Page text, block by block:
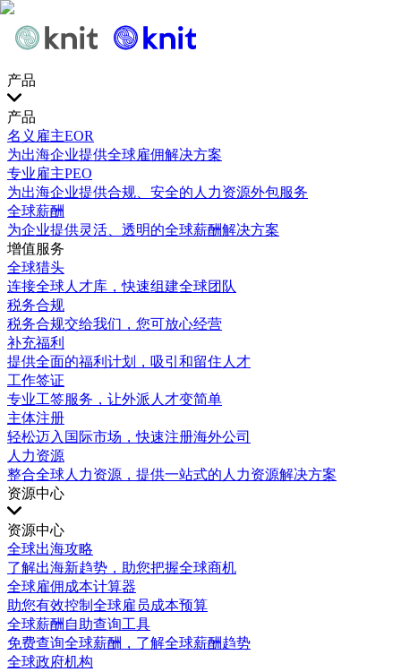
产品
产品
名义雇主EOR
为出海企业提供全球雇佣解决方案
专业雇主PEO
为出海企业提供合规、安全的人力资源外包服务
全球薪酬
为企业提供灵活、透明的全球薪酬解决方案
增值服务
全球猎头
连接全球人才库，快速组建全球团队
税务合规
税务合规交给我们，您可放心经营
补充福利
提供全面的福利计划，吸引和留住人才
工作签证
专业工签服务，让外派人才变简单
主体注册
轻松迈入国际市场，快速注册海外公司
人力资源
整合全球人力资源，提供一站式的人力资源解决方案
资源中心
资源中心
全球出海攻略
了解出海新趋势，助您把握全球商机
全球雇佣成本计算器
助您有效控制全球雇员成本预算
全球薪酬自助查询工具
免费查询全球薪酬，了解全球薪酬趋势
全球政府机构